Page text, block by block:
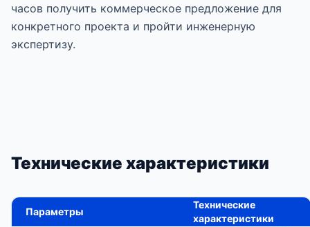
часов получить коммерческое предложение для
конкретного проекта и пройти инженерную
экспертизу.
Технические характеристики
Параметры
Технические
характеристики